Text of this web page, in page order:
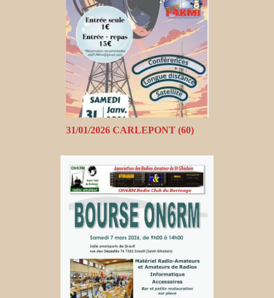
31/01/2026 CARLEPONT (60)